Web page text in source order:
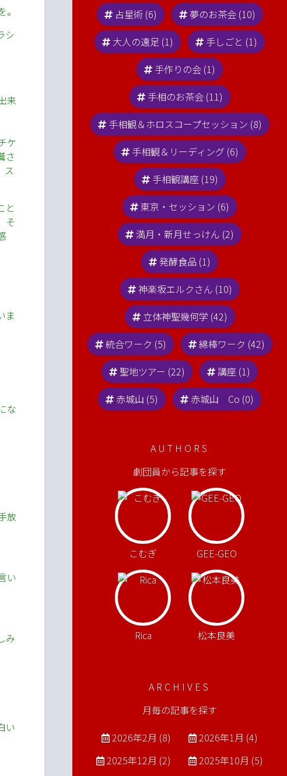
シ
来
ケ
さ
ス
と
そ
ま
な
放
い
み
い
占星術 (6)
夢のお茶会 (10)
大人の遠足 (1)
手しごと (1)
手作りの会 (1)
手相のお茶会 (11)
手相観＆ホロスコープセッション (8)
手相観＆リーディング (6)
手相観講座 (19)
東京・セッション (6)
満月・新月せっけん (2)
発酵食品 (1)
神楽坂エルクさん (10)
立体神聖幾何学 (42)
統合ワーク (5)
綿棒ワーク (42)
聖地ツアー (22)
講座 (1)
赤城山 (5)
赤城山 Co (0)
AUTHORS
劇団員から記事を探す
こむぎ GEE-GEO
Rica 松本良美
ARCHIVES
月毎の記事を探す
2026年2月 (8)
2026年1月 (4)
2025年12月 (2)
2025年10月 (5)